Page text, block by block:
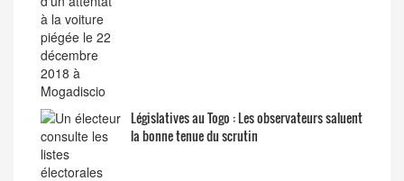
Législatives au Togo : Les observateurs saluent
la bonne tenue du scrutin